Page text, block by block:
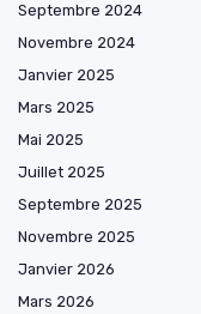
Septembre 2024
Novembre 2024
Janvier 2025
Mars 2025
Mai 2025
Juillet 2025
Septembre 2025
Novembre 2025
Janvier 2026
Mars 2026